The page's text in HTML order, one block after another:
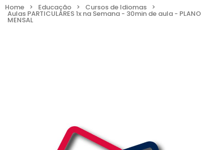
Home > Educação > Cursos de Idiomas >
Aulas PARTICULARES 1x na Semana - 30min de aula - PLANO
MENSAL